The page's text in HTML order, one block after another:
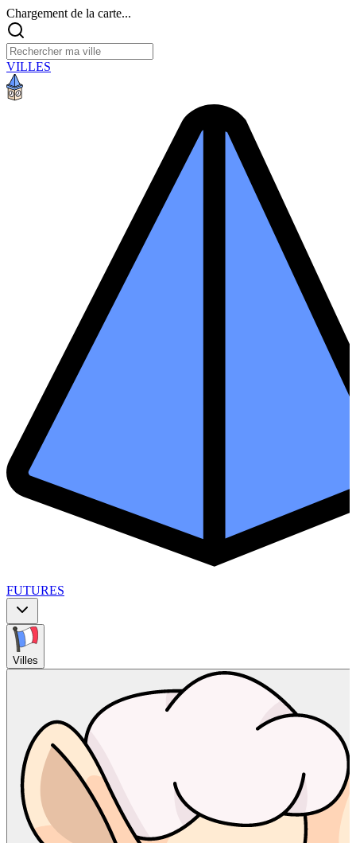
Chargement de la carte...
VILLES
FUTURES
Villes